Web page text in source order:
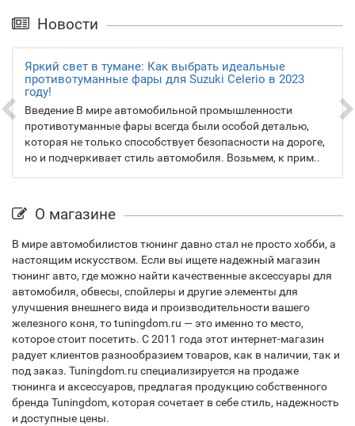
Новости
Яркий свет в тумане: Как выбрать идеальные
противотуманные фары для Suzuki Celerio в 2023
году!
Введение В мире автомобильной промышленности
противотуманные фары всегда были особой деталью,
которая не только способствует безопасности на дороге,
но и подчеркивает стиль автомобиля. Возьмем, к прим..
О магазине
В мире автомобилистов тюнинг давно стал не просто хобби, а
настоящим искусством. Если вы ищете надежный магазин
тюнинг авто, где можно найти качественные аксессуары для
автомобиля, обвесы, спойлеры и другие элементы для
улучшения внешнего вида и производительности вашего
железного коня, то tuningdom.ru — это именно то место,
которое стоит посетить. С 2011 года этот интернет-магазин
радует клиентов разнообразием товаров, как в наличии, так и
под заказ. Tuningdom.ru специализируется на продаже
тюнинга и аксессуаров, предлагая продукцию собственного
бренда Tuningdom, которая сочетает в себе стиль, надежность
и доступные цены.